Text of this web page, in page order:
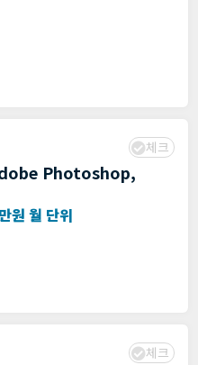
체크
Photoshop,
원 월 단위
체크